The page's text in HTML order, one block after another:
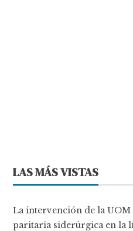
LAS MÁS VISTAS
La intervención de la
paritaria siderúrgica en la